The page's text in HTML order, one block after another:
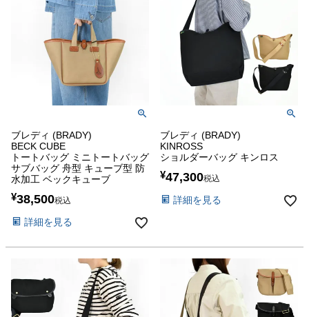
ブレディ (BRADY)
BECK CUBE
トートバッグ ミニトートバッグ
サブバッグ 舟型 キューブ型 防
水加工 ベックキューブ
¥38,500税込
詳細を見る
ブレディ (BRADY)
KINROSS
ショルダーバッグ キンロス
¥47,300税込
詳細を見る